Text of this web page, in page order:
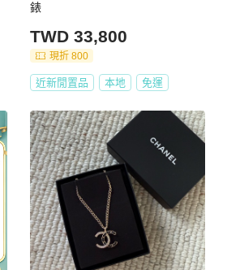
錶
TWD 33,800
現折 800
近新閒置品 本地 免運